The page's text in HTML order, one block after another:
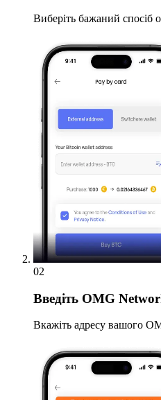
Виберіть бажаний спосіб
02
Введіть OMG
Вкажіть адресу вашого